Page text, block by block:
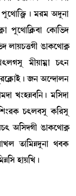
³¹³ "ƒå>à
šåì=à[AÃ¡¤à ëA¡à[®¡ƒ
ºàÚW¡v¡Kã R¡àA¡ì=àA¥
³ãÚà³¥à W¡;>
\> "ì@ƒàº>
J}ÒÄ¤[>¡ú ³[Îƒà
W¡;º¤Îå A¡[¹Îå
"[ÎƒKã R¡àA¡ì=àA¥
t¡à[³Äƒå>à =¤A¡
ÒàÚ[J¡ú